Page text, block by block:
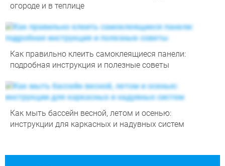
огороде и в теплице
Как правильно клеить самоклеящиеся панели:
подробная инструкция и полезные советы
Как мыть бассейн весной, летом и осенью:
инструкции для каркасных и надувных систем